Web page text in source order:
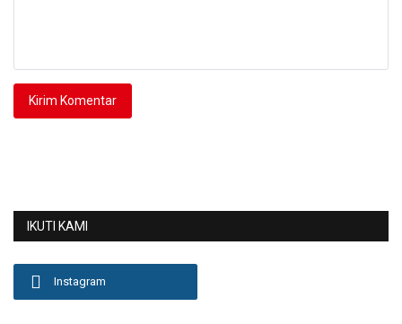
Kirim Komentar
IKUTI KAMI
Instagram